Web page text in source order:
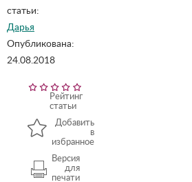
статьи:
Дарья
Опубликована:
24.08.2018
Рейтинг
статьи
Добавить
в
избранное
Версия
для
печати